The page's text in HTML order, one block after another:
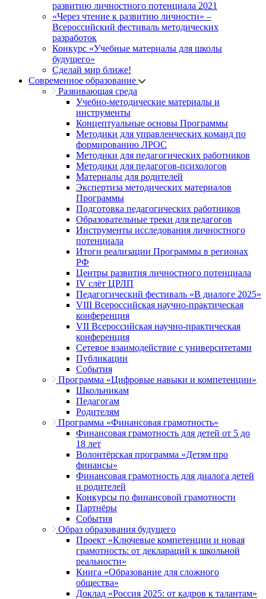
развитию личностного потенциала 2021
«Через чтение к развитию личности» –
Всероссийский фестиваль методических
разработок
Конкурс «Учебные материалы для школы
будущего»
Сделай мир ближе!
Современное образование
Развивающая среда
Учебно-методические материалы и
инструменты
Концептуальные основы Программы
Методики для управленческих команд по
формированию ЛРОС
Методики для педагогических работников
Методики для педагогов-психологов
Материалы для родителей
Экспертиза методических материалов
Программы
Подготовка педагогических работников
Образовательные треки для педагогов
Инструменты исследования личностного
потенциала
Итоги реализации Программы в регионах
РФ
Центры развития личностного потенциала
IV слёт ЦРЛП
Педагогический фестиваль «В диалоге 2025»
VIII Всероссийская научно-практическая
конференция
VII Всероссийская научно-практическая
конференция
Сетевое взаимодействие с университетами
Публикации
События
Программа «Цифровые навыки и компетенции»
Школьникам
Педагогам
Родителям
Программа «Финансовая грамотность»
Финансовая грамотность для детей от 5 до
18 лет
Волонтёрская программа «Детям про
финансы»
Финансовая грамотность для диалога детей
и родителей
Конкурсы по финансовой грамотности
Партнёры
События
Образ образования будущего
Проект «Ключевые компетенции и новая
грамотность: от деклараций к школьной
реальности»
Книга «Образование для сложного
общества»
Доклад «Россия 2025: от кадров к талантам»